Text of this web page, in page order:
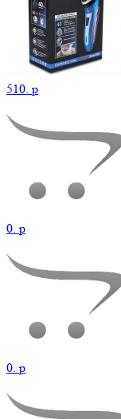
510. p
0. p
0. p